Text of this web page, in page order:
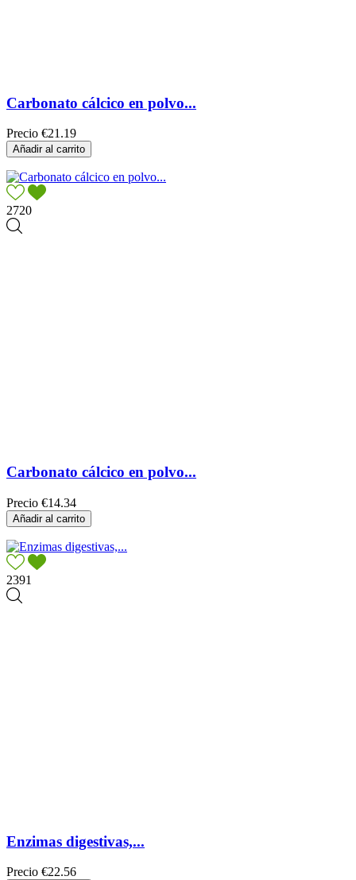
Carbonato cálcico en polvo...
Precio €21.19
Añadir al carrito
2720
Carbonato cálcico en polvo...
Precio €14.34
Añadir al carrito
2391
Enzimas digestivas,...
Precio €22.56